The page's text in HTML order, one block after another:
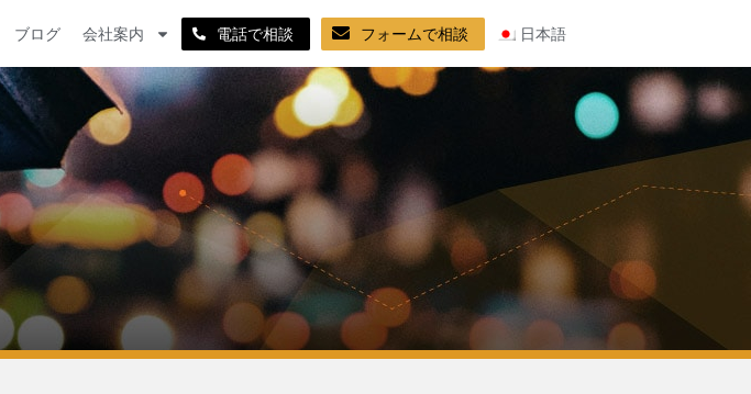
ブログ 会社案内 電話で相談 フォームで相談 日本語